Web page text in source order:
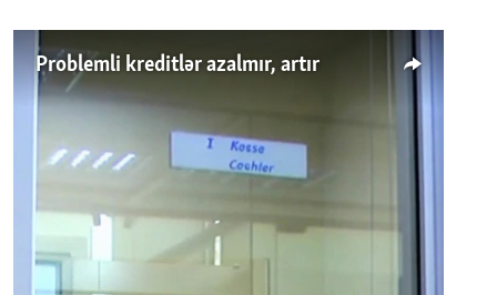
Problemli kreditlər azalmır, artır